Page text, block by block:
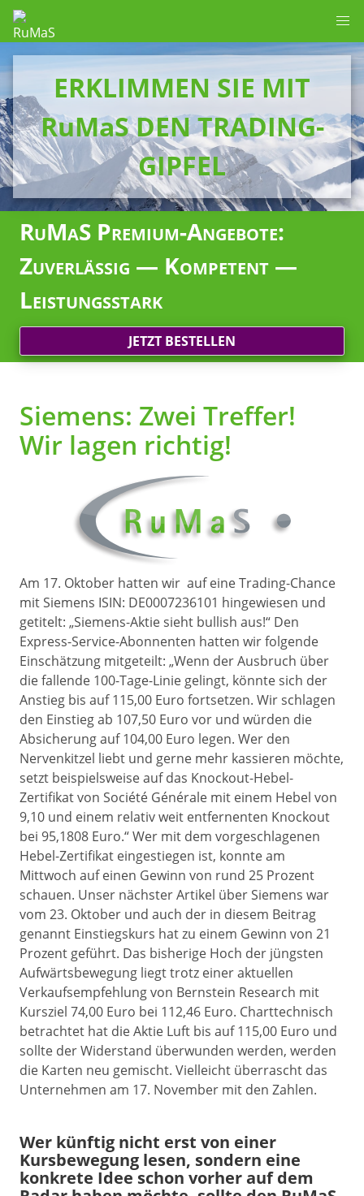
ERKLIMMEN SIE MIT
RuMaS DEN TRADING-
GIPFEL
RuMaS Premium-Angebote:
Zuverlässig — Kompetent —
Leistungsstark
JETZT BESTELLEN
Siemens: Zwei Treffer!
Wir lagen richtig!
Am 17. Oktober hatten wir auf eine Trading-Chance
mit Siemens ISIN: DE0007236101 hingewiesen und
getitelt: „Siemens-Aktie sieht bullish aus!“ Den
Express-Service-Abonnenten hatten wir folgende
Einschätzung mitgeteilt: „Wenn der Ausbruch über
die fallende 100-Tage-Linie gelingt, könnte sich der
Anstieg bis auf 115,00 Euro fortsetzen. Wir schlagen
den Einstieg ab 107,50 Euro vor und würden die
Absicherung auf 104,00 Euro legen. Wer den
Nervenkitzel liebt und gerne mehr kassieren möchte,
setzt beispielsweise auf das Knockout-Hebel-
Zertifikat von Société Générale mit einem Hebel von
9,10 und einem relativ weit entfernenten Knockout
bei 95,1808 Euro.“ Wer mit dem vorgeschlagenen
Hebel-Zertifikat eingestiegen ist, konnte am
Mittwoch auf einen Gewinn von rund 25 Prozent
schauen. Unser nächster Artikel über Siemens war
vom 23. Oktober und auch der in diesem Beitrag
genannt Einstiegskurs hat zu einem Gewinn von 21
Prozent geführt. Das bisherige Hoch der jüngsten
Aufwärtsbewegung liegt trotz einer aktuellen
Verkaufsempfehlung von Bernstein Research mit
Kursziel 74,00 Euro bei 112,46 Euro. Charttechnisch
betrachtet hat die Aktie Luft bis auf 115,00 Euro und
sollte der Widerstand überwunden werden, werden
die Karten neu gemischt. Vielleicht überrascht das
Unternehmen am 17. November mit den Zahlen.
Wer künftig nicht erst von einer
Kursbewegung lesen, sondern eine
konkrete Idee schon vorher auf dem